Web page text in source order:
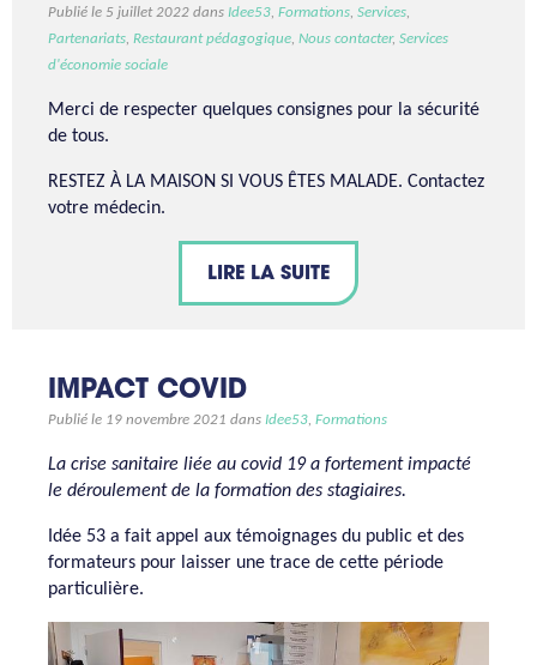
Publié le 5 juillet 2022 dans Idee53, Formations, Services,
Partenariats, Restaurant pédagogique, Nous contacter, Services
d'économie sociale
Merci de respecter quelques consignes pour la sécurité
de tous.
RESTEZ À LA MAISON SI VOUS ÊTES MALADE. Contactez
votre médecin.
LIRE LA SUITE
IMPACT COVID
Publié le 19 novembre 2021 dans Idee53, Formations
La crise sanitaire liée au covid 19 a fortement impacté
le déroulement de la formation des stagiaires.
Idée 53 a fait appel aux témoignages du public et des
formateurs pour laisser une trace de cette période
particulière.